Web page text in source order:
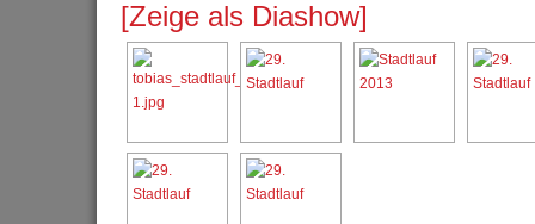
[Zeige als Diashow]